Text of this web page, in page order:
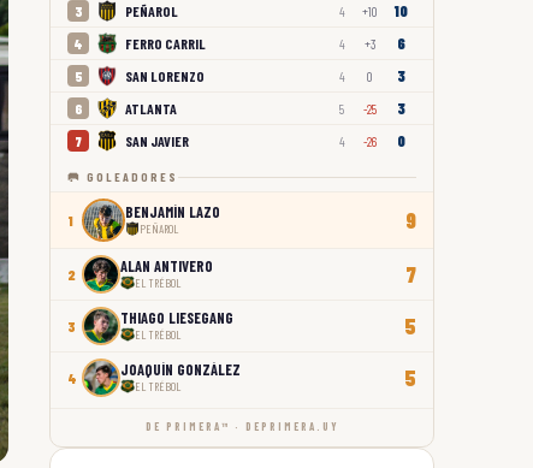
3 PEÑAROL 4 +10 10
4 FERRO CARRIL 4 +3 6
5 SAN LORENZO 4 0 3
6 ATLANTA 5 -25 3
7 SAN JAVIER 4 -26 0
🥅 GOLEADORES
1 BENJAMÍN LAZO
PEÑAROL 9
2 ALAN ANTIVERO
EL TRÉBOL 7
3 THIAGO LIESEGANG
EL TRÉBOL 5
4 JOAQUÍN GONZÁLEZ
EL TRÉBOL 5
DE PRIMERA™ · DEPRIMERA.UY